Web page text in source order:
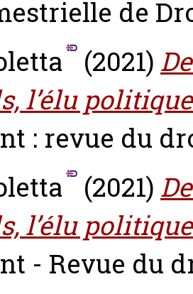
de
(2021)
l’élu
: revue du
(2021)
l’élu
- Revue du